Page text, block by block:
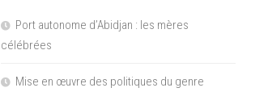
Port autonome d’Abidjan : les mères
célébrées
Mise en œuvre des politiques du genre